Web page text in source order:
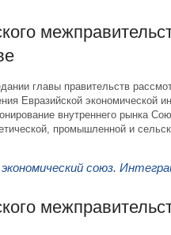
главы правительств
Евразийской экономической
внутреннего рынка
промышленной и
экономический союз.